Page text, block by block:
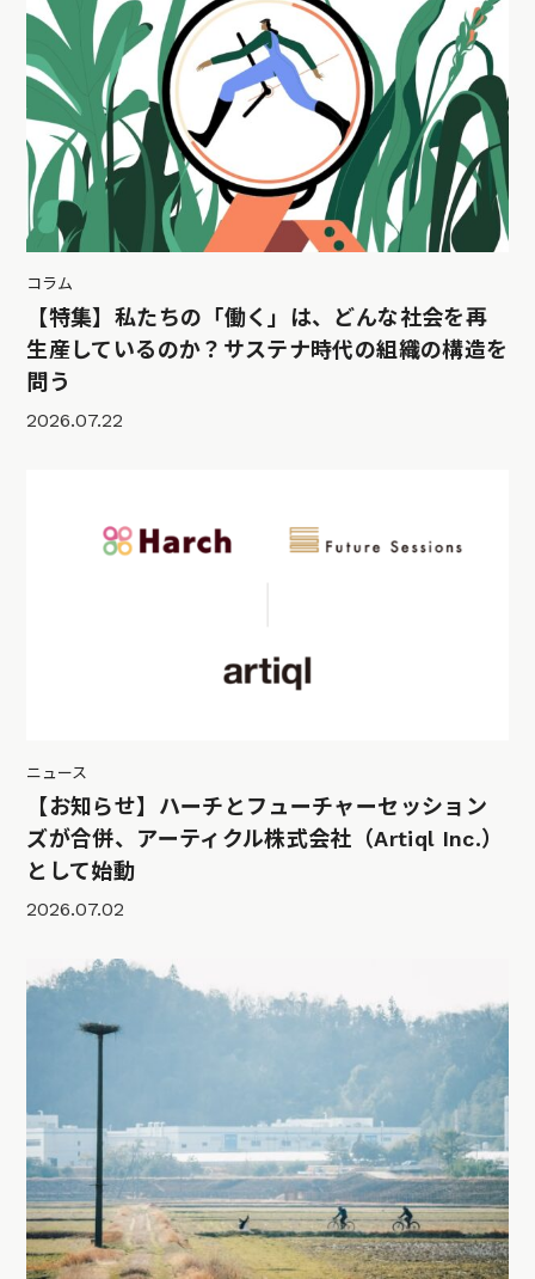
コラム
【特集】私たちの「働く」は、どんな社会を再
生産しているのか？サステナ時代の組織の構造を
問う
2026.07.22
ニュース
【お知らせ】ハーチとフューチャーセッション
ズが合併、アーティクル株式会社（Artiql Inc.）
として始動
2026.07.02